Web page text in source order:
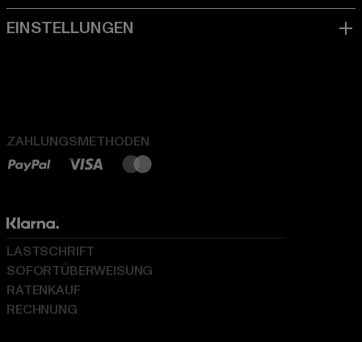
ZAHLUNGSMETHODEN
LASTSCHRIFT
SOFORTÜBERWEISUNG
RATENKAUF
RECHNUNG